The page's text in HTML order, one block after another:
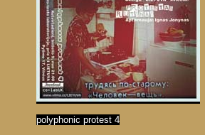
polyphonic protest 4